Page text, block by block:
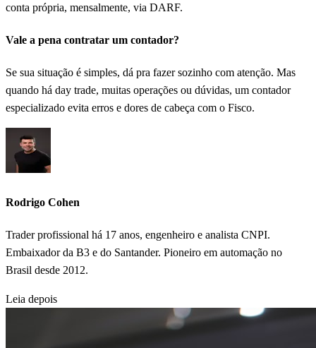
conta própria, mensalmente, via DARF.
Vale a pena contratar um contador?
Se sua situação é simples, dá pra fazer sozinho com atenção. Mas
quando há day trade, muitas operações ou dúvidas, um contador
especializado evita erros e dores de cabeça com o Fisco.
Rodrigo Cohen
Trader profissional há 17 anos, engenheiro e analista CNPI.
Embaixador da B3 e do Santander. Pioneiro em automação no
Brasil desde 2012.
Leia depois